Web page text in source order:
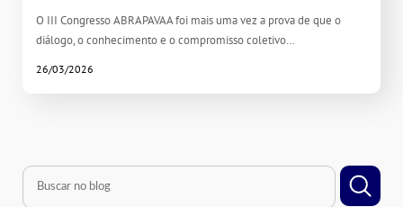
O III Congresso ABRAPAVAA foi mais uma vez a prova de que o
diálogo, o conhecimento e o compromisso coletivo…
26/03/2026